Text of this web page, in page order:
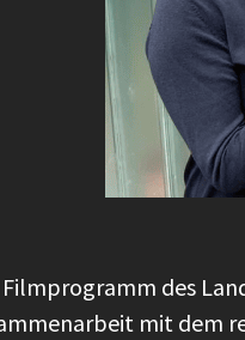
Filmprogramm des
mit dem